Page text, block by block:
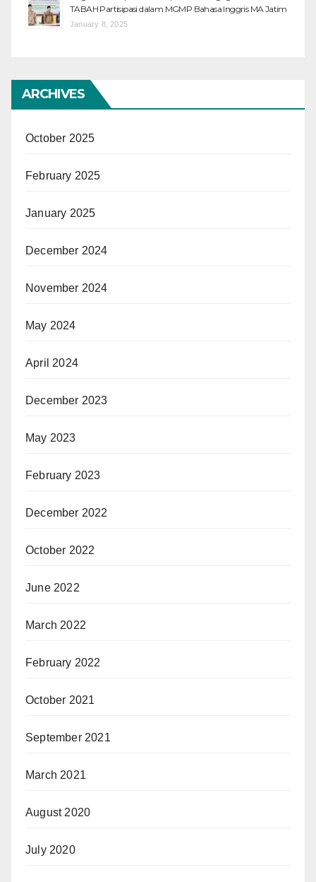
TABAH Partisipasi dalam MGMP Bahasa Inggris MA Jatim
January 8, 2025
ARCHIVES
October 2025
February 2025
January 2025
December 2024
November 2024
May 2024
April 2024
December 2023
May 2023
February 2023
December 2022
October 2022
June 2022
March 2022
February 2022
October 2021
September 2021
March 2021
August 2020
July 2020